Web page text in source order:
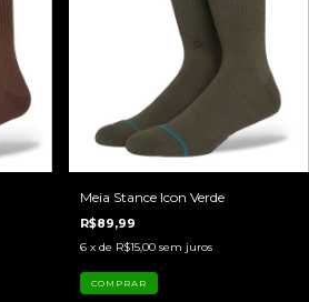
Meia Stance Icon Verde
R$89,99
6 x de R$15,00 sem juros
COMPRAR